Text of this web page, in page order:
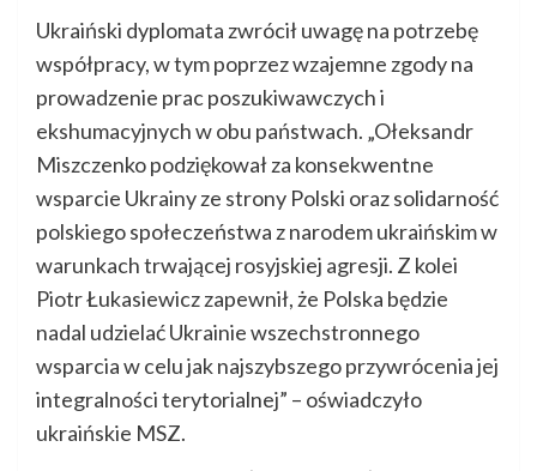
Ukraiński dyplomata zwrócił uwagę na potrzebę
współpracy, w tym poprzez wzajemne zgody na
prowadzenie prac poszukiwawczych i
ekshumacyjnych w obu państwach. „Ołeksandr
Miszczenko podziękował za konsekwentne
wsparcie Ukrainy ze strony Polski oraz solidarność
polskiego społeczeństwa z narodem ukraińskim w
warunkach trwającej rosyjskiej agresji. Z kolei
Piotr Łukasiewicz zapewnił, że Polska będzie
nadal udzielać Ukrainie wszechstronnego
wsparcia w celu jak najszybszego przywrócenia jej
integralności terytorialnej” – oświadczyło
ukraińskie MSZ.